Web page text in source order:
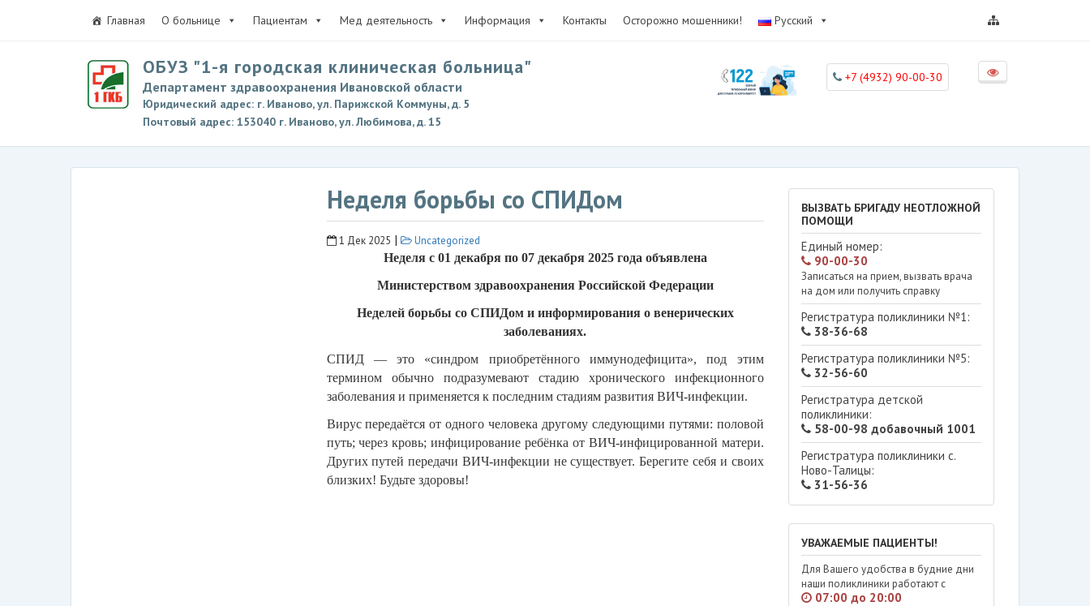
Главная О больнице Пациентам Мед деятельность Информация Контакты Осторожно мошенники! Русский
ОБУЗ "1-я городская клиническая больница"
Департамент здравоохранения Ивановской области
Юридический адрес: г. Иваново, ул. Парижской Коммуны, д. 5
Почтовый адрес: 153040 г. Иваново, ул. Любимова, д. 15
+7 (4932) 90-00-30
Неделя борьбы со СПИДом
1 Дек 2025 |
Uncategorized
Неделя с 01 декабря по 07декабря 2025 года объявлена
Министерством здравоохранения Российской Федерации
Неделей борьбы со СПИДом и информирования о венерических
заболеваниях.
СПИД — это «синдром приобретённого иммунодефицита», под этим
термином обычно подразумевают стадию хронического инфекционного
заболевания и применяется к последним стадиям развития ВИЧ-инфекции.
Вирус передаётся от одного человека другому следующими путями: половой
путь; через кровь; инфицирование ребёнка от ВИЧ-инфицированной матери.
Других путей передачи ВИЧ-инфекции не существует.Берегите себя и своих
близких! Будьте здоровы!
ВЫЗВАТЬ БРИГАДУ НЕОТЛОЖНОЙ
ПОМОЩИ
Единый номер:
90-00-30
Записаться на прием, вызвать врача
на дом или получить справку
Регистратура поликлиники №1:
38-36-68
Регистратура поликлиники №5:
32-56-60
Регистратура детской
поликлиники:
58-00-98 добавочный 1001
Регистратура поликлиники с.
Ново-Талицы:
31-56-36
УВАЖАЕМЫЕ ПАЦИЕНТЫ!
Для Вашего удобства в будние дни
наши поликлиники работают с
07:00 до 20:00